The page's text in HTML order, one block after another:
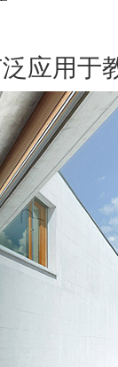
应用于